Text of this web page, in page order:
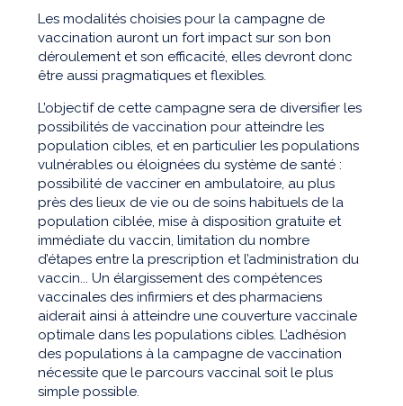
Les modalités choisies pour la campagne de
vaccination auront un fort impact sur son bon
déroulement et son efficacité, elles devront donc
être aussi pragmatiques et flexibles.
L’objectif de cette campagne sera de diversifier les
possibilités de vaccination pour atteindre les
population cibles, et en particulier les populations
vulnérables ou éloignées du système de santé :
possibilité de vacciner en ambulatoire, au plus
près des lieux de vie ou de soins habituels de la
population ciblée, mise à disposition gratuite et
immédiate du vaccin, limitation du nombre
d’étapes entre la prescription et l’administration du
vaccin... Un élargissement des compétences
vaccinales des infirmiers et des pharmaciens
aiderait ainsi à atteindre une couverture vaccinale
optimale dans les populations cibles. L’adhésion
des populations à la campagne de vaccination
nécessite que le parcours vaccinal soit le plus
simple possible.